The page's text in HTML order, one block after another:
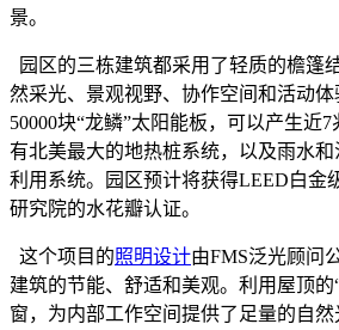
景。
园区的三栋建筑都采用了轻质的檐篷
然采光、景观视野、协作空间和活动
50000块“龙鳞”太阳能板，可以产生近
有北美最大的地热桩系统，以及雨水
利用系统。园区预计将获得LEED白金
研究院的水花瓣认证。
这个项目的照明设计由FMS泛光顾问
建筑的节能、舒适和美观。利用屋顶的
窗，为内部工作空间提供了足量的自